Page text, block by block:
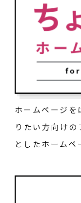
ホームページ
りたい方向け
としたホームペ